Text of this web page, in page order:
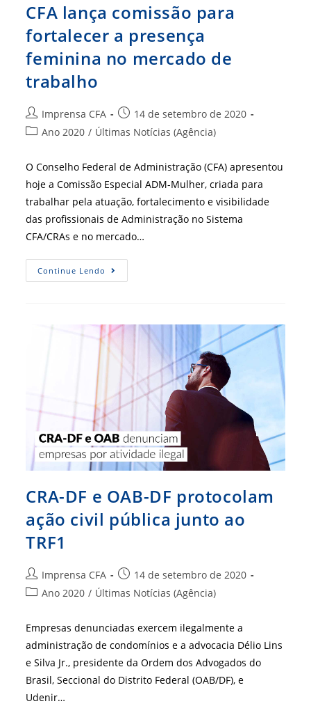
CFA lança comissão para
fortalecer a presença
feminina no mercado de
trabalho
Autor
do
Imprensa CFA
Post
publicado:
14 de setembro de 2020
Categoria
post:
Ano 2020 / Últimas Notícias (Agência)
O Conselho Federal de Administração (CFA) apresentou
hoje a Comissão Especial ADM-Mulher, criada para
trabalhar pela atuação, fortalecimento e visibilidade
das profissionais de Administração no Sistema
CFA/CRAs e no mercado…
Continue Lendo CFA
Lança
Presença
Feminina
No
Trabalho
CRA-DF e OAB-DF protocolam
ação civil pública junto ao
TRF1
Autor
do
Imprensa CFA
Post
publicado:
14 de setembro de 2020
Categoria
post:
Ano 2020 / Últimas Notícias (Agência)
Empresas denunciadas exercem ilegalmente a
administração de condomínios e a advocacia Délio Lins
e Silva Jr., presidente da Ordem dos Advogados do
Brasil, Seccional do Distrito Federal (OAB/DF), e
Udenir…